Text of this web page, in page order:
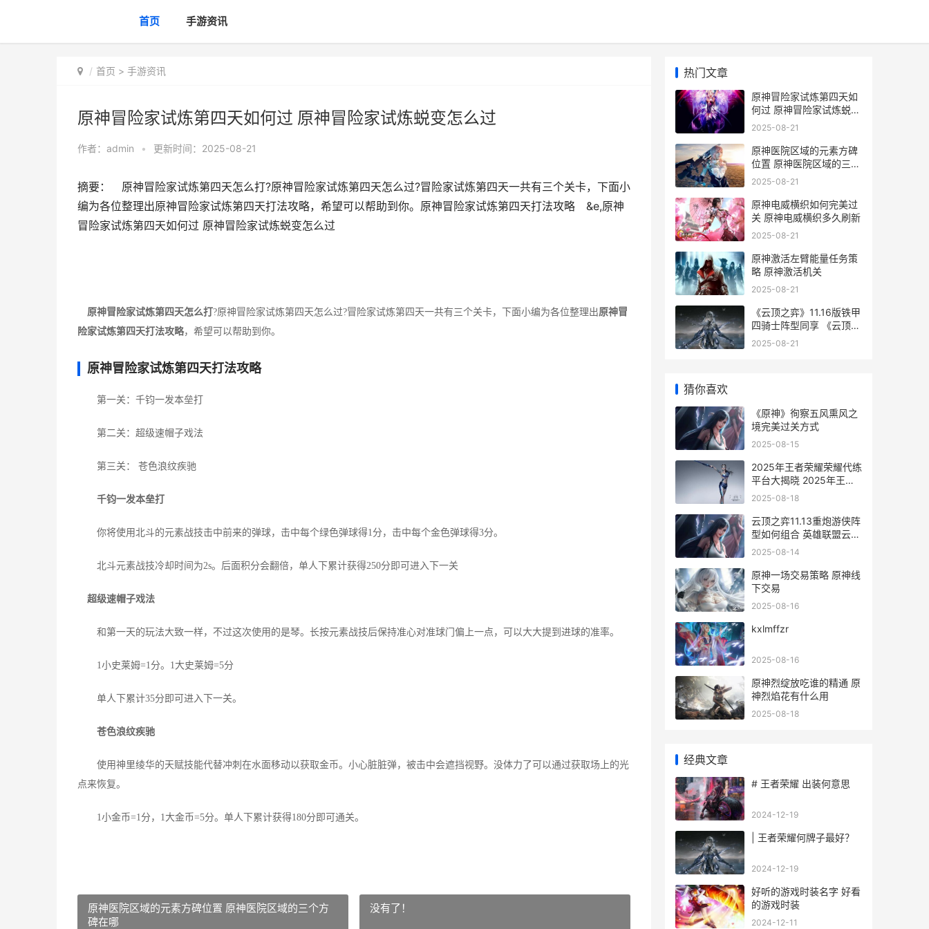
首页 手游资讯
首页 > 手游资讯
原神冒险家试炼第四天如何过 原神冒险家试炼蜕变怎么过
作者： admin • 更新时间：2025-08-21
摘要： 原神冒险家试炼第四天怎么打?原神冒险家试炼第四天怎么过?冒险家试炼第四天一共有三个关卡，下面小
编为各位整理出原神冒险家试炼第四天打法攻略，希望可以帮助到你。原神冒险家试炼第四天打法攻略 &e,原神
冒险家试炼第四天如何过 原神冒险家试炼蜕变怎么过
原神冒险家试炼第四天怎么打 ?原神冒险家试炼第四天怎么过?冒险家试炼第四天一共有三个关卡，下面小编为各位整理出原神冒
险家试炼第四天打法攻略，希望可以帮助到你。
原神冒险家试炼第四天打法攻略
第一关：千钧一发本垒打
第二关：超级速帽子戏法
第三关： 苍色浪纹疾驰
千钧一发本垒打
你将使用北斗的元素战技击中前来的弹球，击中每个绿色弹球得1分，击中每个金色弹球得3分。
北斗元素战技冷却时间为2s。后面积分会翻倍，单人下累计获得250分即可进入下一关
超级速帽子戏法
和第一天的玩法大致一样，不过这次使用的是琴。长按元素战技后保持准心对准球门偏上一点，可以大大提到进球的准率。
1小史莱姆=1分。1大史莱姆=5分
单人下累计35分即可进入下一关。
苍色浪纹疾驰
使用神里绫华的天赋技能代替冲刺在水面移动以获取金币。小心脏脏弹，被击中会遮挡视野。没体力了可以通过获取场上的光
点来恢复。
1小金币=1分，1大金币=5分。单人下累计获得180分即可通关。
原神医院区域的元素方碑位置 原神医院区域的三个方
碑在哪
没有了！
热门文章
原神冒险家试炼第四天如
何过 原神冒险家试炼蜕变
怎么过
2025-08-21
原神医院区域的元素方碑
位置 原神医院区域的三个
方碑在哪
2025-08-21
原神电威横织如何完美过
关 原神电威横织多久刷新
2025-08-21
原神激活左臂能量任务策
略 原神激活机关
2025-08-21
《云顶之弈》11.16版铁甲
四骑士阵型同享 《云顶之
弈》上央视
2025-08-21
猜你喜欢
《原神》徇察五风熏风之
境完美过关方式
2025-08-15
2025年王者荣耀荣耀代练
平台大揭晓 2025年王者
荣耀会返场哪些皮肤
2025-08-18
云顶之弈11.13重炮游侠阵
型如何组合 英雄联盟云顶
之弈最新阵容重装
2025-08-14
原神一场交易策略 原神线
下交易
2025-08-16
kxlmffzr
2025-08-16
原神烈绽放吃谁的精通 原
神烈焰花有什么用
2025-08-18
经典文章
# 王者荣耀 出装何意思
2024-12-19
| 王者荣耀何牌子最好？
2024-12-19
好听的游戏时装名字 好看
的游戏时装
2024-12-11